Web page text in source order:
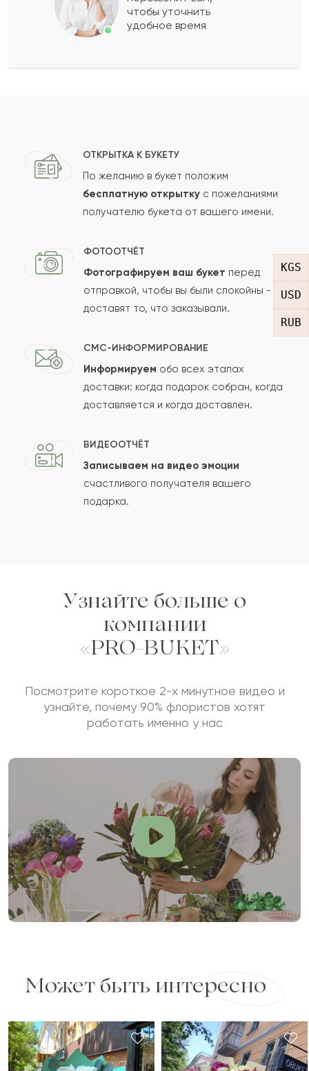
KGS
USD
RUB
Ваш e-mail
Отзыв
Сколько будет
Отзыв будет опубликован после проверки.
Проверяем на спам.
чтобы уточнить
удобное время
ОТКРЫТКА К БУКЕТУ
По желанию в букет положим
бесплатную открытку с пожеланиями
получателю букета от вашего имени.
ФОТООТЧЁТ
Фотографируем ваш букет перед
отправкой, чтобы вы были спокойны -
доставят то, что заказывали.
СМС-ИНФОРМИРОВАНИЕ
Информируем обо всех этапах
доставки: когда подарок собран, когда
доставляется и когда доставлен.
ВИДЕООТЧЁТ
Записываем на видео эмоции
счастливого получателя вашего
подарка.
Узнайте больше о
компании
«PRO-BUKET»
Посмотрите короткое 2-х минутное видео и
узнайте, почему 90% флористов хотят
работать именно у нас
Может быть интересно